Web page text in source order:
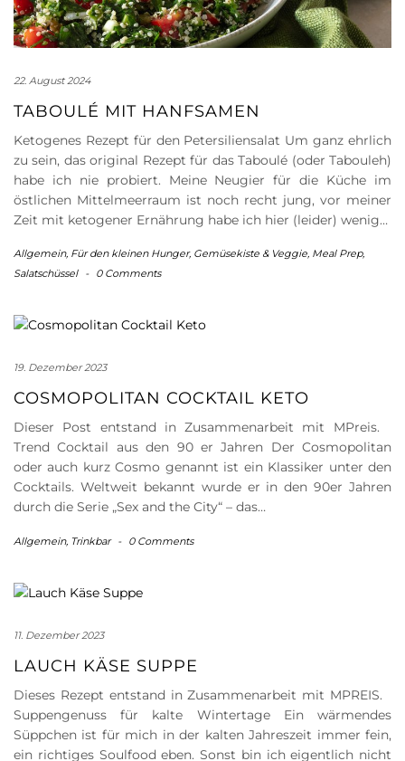
22. August 2024
TABOULÉ MIT HANFSAMEN
Ketogenes Rezept für den Petersiliensalat Um ganz ehrlich
zu sein, das original Rezept für das Taboulé (oder Tabouleh)
habe ich nie probiert. Meine Neugier für die Küche im
östlichen Mittelmeerraum ist noch recht jung, vor meiner
Zeit mit ketogener Ernährung habe ich hier (leider) wenig…
Allgemein, Für den kleinen Hunger, Gemüsekiste & Veggie, Meal Prep,
Salatschüssel
- 0 Comments
19. Dezember 2023
COSMOPOLITAN COCKTAIL KETO
Dieser Post entstand in Zusammenarbeit mit MPreis.
Trend Cocktail aus den 90 er Jahren Der Cosmopolitan
oder auch kurz Cosmo genannt ist ein Klassiker unter den
Cocktails. Weltweit bekannt wurde er in den 90er Jahren
durch die Serie „Sex and the City“ – das…
Allgemein, Trinkbar - 0 Comments
11. Dezember 2023
LAUCH KÄSE SUPPE
Dieses Rezept entstand in Zusammenarbeit mit MPREIS.
Suppengenuss für kalte Wintertage Ein wärmendes
Süppchen ist für mich in der kalten Jahreszeit immer fein,
ein richtiges Soulfood eben. Sonst bin ich eigentlich nicht